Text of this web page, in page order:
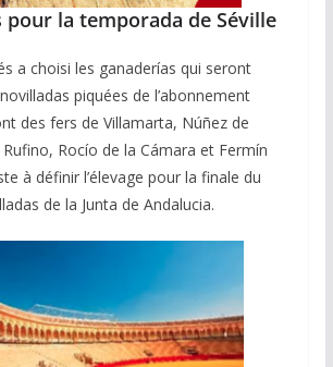
pour la temporada de Séville
a choisi les ganaderías qui seront
piquées de l’abonnement
des fers de Villamarta, Núñez de
Rocío de la Cámara et Fermín
à définir l’élevage pour la finale du
de la Junta de Andalucia.